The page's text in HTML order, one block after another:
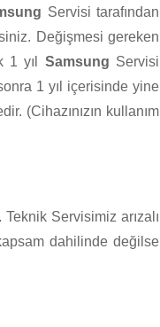
Servisi tarafından
Değişmesi gereken
1 yıl Samsung Servisi
1 yıl içerisinde yine
(Cihazınızın kullanım
Servisimiz arızalı
dahilinde değilse